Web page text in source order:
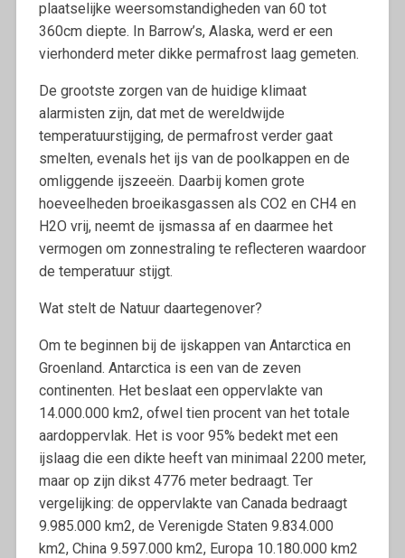
plaatselijke weersomstandigheden van 60 tot
360cm diepte. In Barrow’s, Alaska, werd er een
vierhonderd meter dikke permafrost laag gemeten.
De grootste zorgen van de huidige klimaat
alarmisten zijn, dat met de wereldwijde
temperatuurstijging, de permafrost verder gaat
smelten, evenals het ijs van de poolkappen en de
omliggende ijszeeën. Daarbij komen grote
hoeveelheden broeikasgassen als CO2 en CH4 en
H2O vrij, neemt de ijsmassa af en daarmee het
vermogen om zonnestraling te reflecteren waardoor
de temperatuur stijgt.
Wat stelt de Natuur daartegenover?
Om te beginnen bij de ijskappen van Antarctica en
Groenland. Antarctica is een van de zeven
continenten. Het beslaat een oppervlakte van
14.000.000 km2, ofwel tien procent van het totale
aardoppervlak. Het is voor 95% bedekt met een
ijslaag die een dikte heeft van minimaal 2200 meter,
maar op zijn dikst 4776 meter bedraagt. Ter
vergelijking: de oppervlakte van Canada bedraagt
9.985.000 km2, de Verenigde Staten 9.834.000
km2, China 9.597.000 km2, Europa 10.180.000 km2